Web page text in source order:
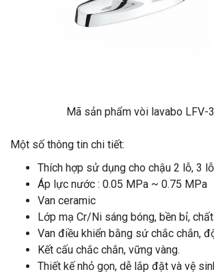
Mã sản phẩm vòi lavabo LFV-
Một số thông tin chi tiết:
Thích hợp sử dụng cho chậu 2 lỗ, 3 lỗ
Áp lực nước : 0.05 MPa ~ 0.75 MPa
Van ceramic
Lớp mạ Cr/Ni sáng bóng, bền bỉ,
Van điều khiển bằng sứ chắc chắn,
Kết cấu chắc chắn, vững vàng.
Thiết kế nhỏ gọn, dễ lắp đặt và vệ